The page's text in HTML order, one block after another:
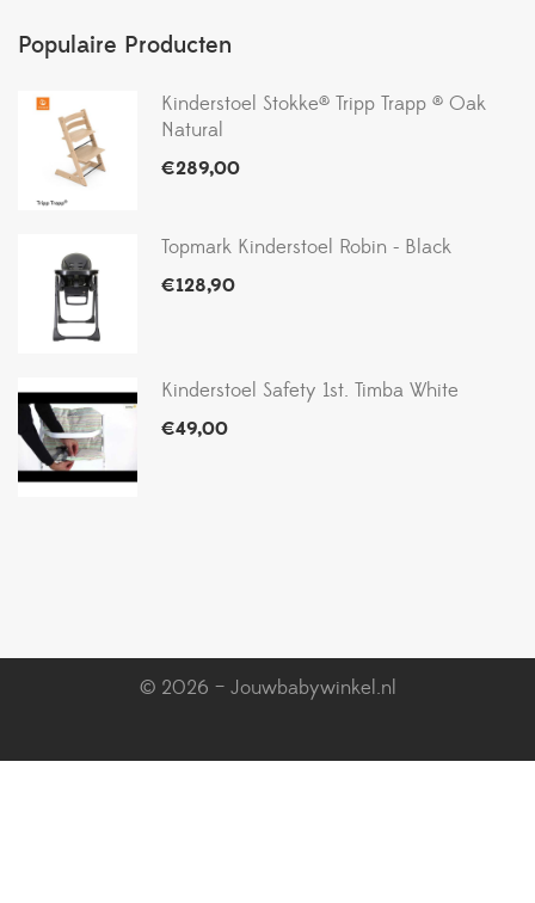
Populaire Producten
Kinderstoel Stokke® Tripp Trapp ® Oak
Natural
€289,00
Topmark Kinderstoel Robin - Black
€128,90
Kinderstoel Safety 1st. Timba White
€49,00
© 2026 – Jouwbabywinkel.nl